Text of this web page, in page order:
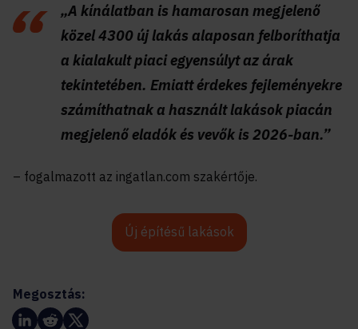
„A kínálatban is hamarosan megjelenő
közel 4300 új lakás alaposan felboríthatja
a kialakult piaci egyensúlyt az árak
tekintetében. Emiatt érdekes fejleményekre
számíthatnak a használt lakások piacán
megjelenő eladók és vevők is 2026-ban.”
– fogalmazott az ingatlan.com szakértője.
Új építésű lakások
Megosztás: